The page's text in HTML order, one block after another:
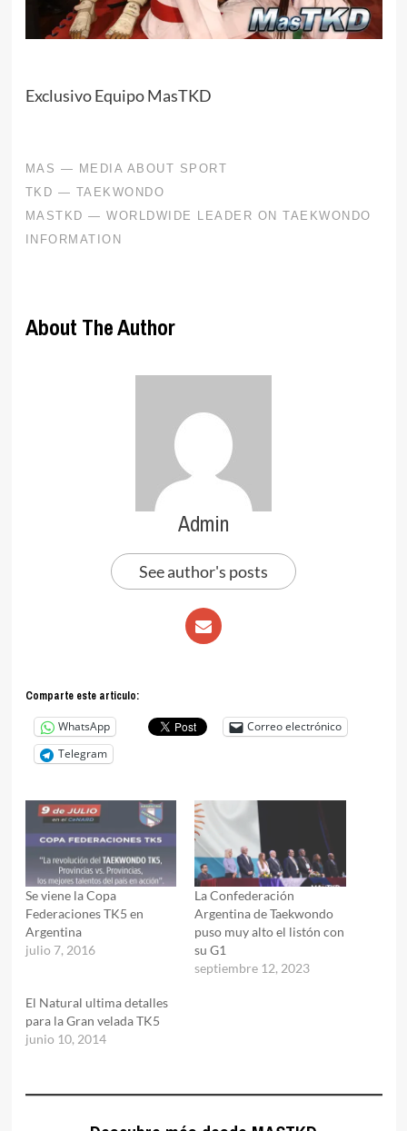
Exclusivo Equipo MasTKD
About The Author
Admin
See author's posts
Comparte este articulo:
WhatsApp
Correo electrónico
Telegram
Se viene la Copa
Federaciones TK5 en
Argentina
julio 7, 2016
La Confederación
Argentina de Taekwondo
puso muy alto el listón con
su G1
septiembre 12, 2023
El Natural ultima detalles
para la Gran velada TK5
junio 10, 2014